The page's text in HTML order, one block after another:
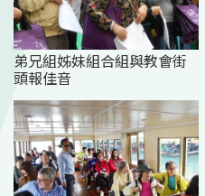
弟兄組姊妹組合組與教會街
頭報佳音